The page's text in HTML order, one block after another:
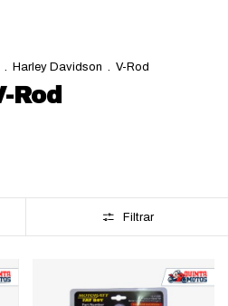
. Harley Davidson . V-Rod
Rod
Filtrar